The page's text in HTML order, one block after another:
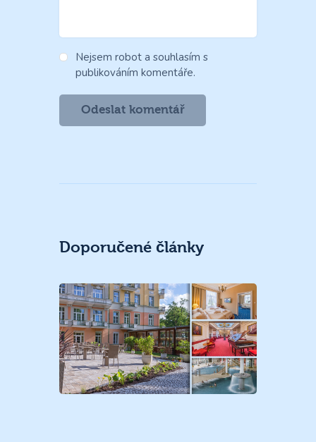
Nejsem robot a souhlasím s
publikováním komentáře.
Doporučené články